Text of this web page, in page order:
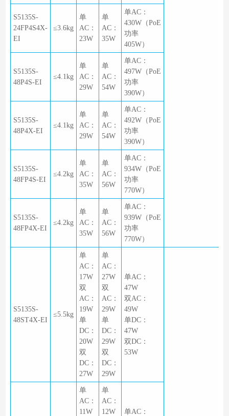
S5135S-
24FP4S4X-
EI
≤3.6kg
单
AC：
23W
单
AC：
35W
单AC：
430W（PoE
功率
405W）
S5135S-
48P4S-EI
≤4.1kg
单
AC：
29W
单
AC：
54W
单AC：
497W（PoE
功率
390W）
S5135S-
48P4X-EI
≤4.1kg
单
AC：
29W
单
AC：
54W
单AC：
492W（PoE
功率
390W）
S5135S-
48FP4S-EI
≤4.2kg
单
AC：
35W
单
AC：
56W
单AC：
934W（PoE
功率
770W）
S5135S-
48FP4X-EI
≤4.2kg
单
AC：
35W
单
AC：
56W
单AC：
939W（PoE
功率
770W）
S5135S-
48ST4X-EI
≤5.5kg
单
AC：
17W
双
AC：
19W
单
DC：
20W
双
DC：
27W
单
AC：
27W
双
AC：
29W
单
DC：
29W
双
DC：
29W
单AC：
47W
双AC：
49W
单DC：
47W
双DC：
53W
单
AC：
11W
单
AC：
12W
单AC：